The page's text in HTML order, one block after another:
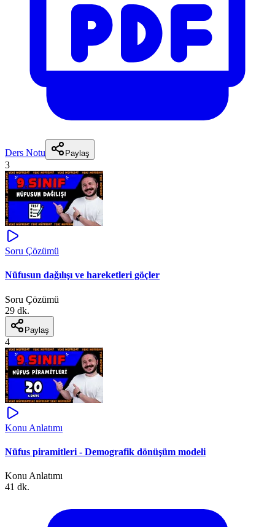
Ders Notu Paylaş
3
Soru Çözümü
Nüfusun dağılışı ve hareketleri göçler
Soru Çözümü
29 dk.
Paylaş
4
Konu Anlatımı
Nüfus piramitleri - Demografik dönüşüm modeli
Konu Anlatımı
41 dk.